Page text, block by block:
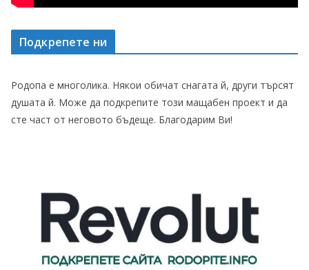
Подкрепете ни
Родопа е многолика. Някои обичат снагата й, други търсят
душата й. Може да подкрепите този мащабен проект и да
сте част от неговото бъдеще. Благодарим Ви!